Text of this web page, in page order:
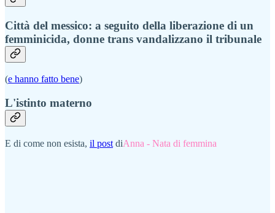
Città del messico: a seguito della liberazione di un
femminicida, donne trans vandalizzano il tribunale
(e hanno fatto bene)
L'istinto materno
E di come non esista, il post diAnna - Nata di femmina